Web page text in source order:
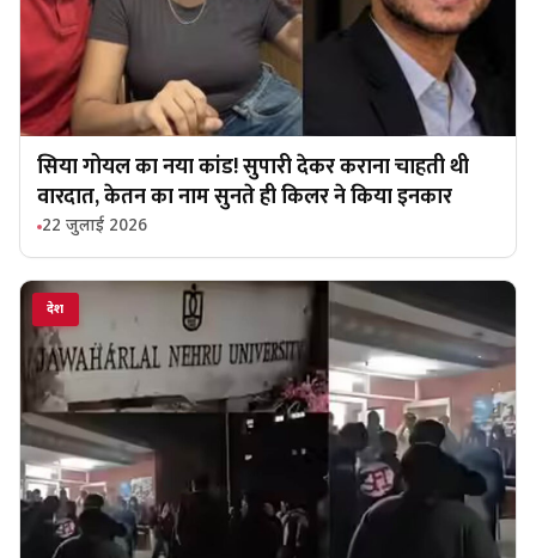
सिया गोयल का नया कांड! सुपारी देकर कराना चाहती थी
वारदात, केतन का नाम सुनते ही किलर ने किया इनकार
22 जुलाई 2026
देश